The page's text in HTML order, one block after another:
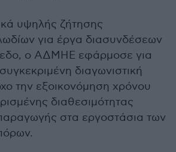
υψηλής ζήτησης
για έργα διασυνδέσεων
ο ΑΔΜΗΕ εφάρμοσε για
διαγωνιστική
την εξοικονόμηση χρόνου
διαθεσιμότητας
στα εργοστάσια των